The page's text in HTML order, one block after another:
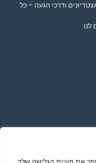
ודרכי הגעה – כל